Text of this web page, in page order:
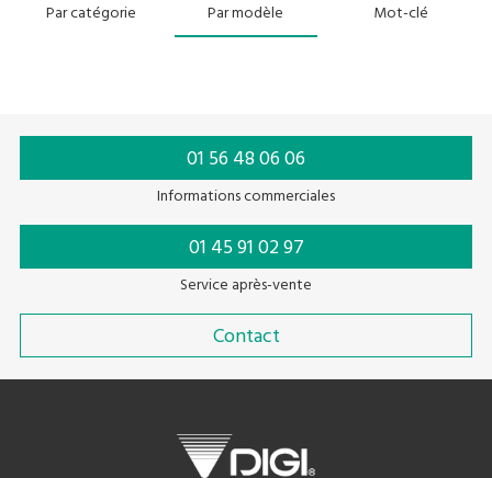
Par catégorie Par modèle Mot-clé
01 56 48 06 06
Informations commerciales
01 45 91 02 97
Service après-vente
Contact